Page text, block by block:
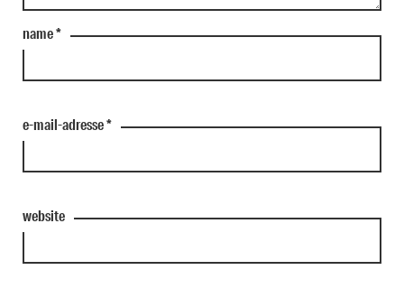
name*
e-mail-adresse*
website